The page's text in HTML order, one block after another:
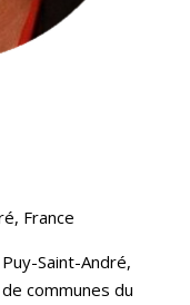
France
Saint-André,
communes du